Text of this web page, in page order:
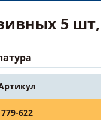
5 шт,
779-622